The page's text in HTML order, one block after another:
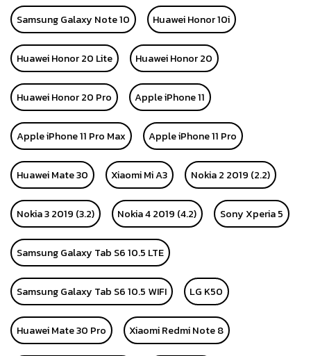
Samsung Galaxy Note 10 Huawei Honor 10i
Huawei Honor 20 Lite Huawei Honor 20
Huawei Honor 20 Pro Apple iPhone 11
Apple iPhone 11 Pro Max Apple iPhone 11 Pro
Huawei Mate 30 Xiaomi Mi A3 Nokia 2 2019 (2.2)
Nokia 3 2019 (3.2) Nokia 4 2019 (4.2) Sony Xperia 5
Samsung Galaxy Tab S6 10.5 LTE
Samsung Galaxy Tab S6 10.5 WIFI LG K50
Huawei Mate 30 Pro Xiaomi Redmi Note 8